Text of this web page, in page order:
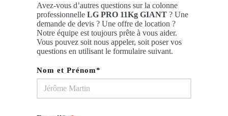
Avez-vous d’autres questions sur la colonne
professionnelle LG PRO 11Kg GIANT? Une
demande de devis ? Une offre de location ?
Notre équipe est toujours prête à vous aider.
Vous pouvez soit nous appeler, soit poser vos
questions en utilisant le formulaire suivant.
Nom et Prénom*